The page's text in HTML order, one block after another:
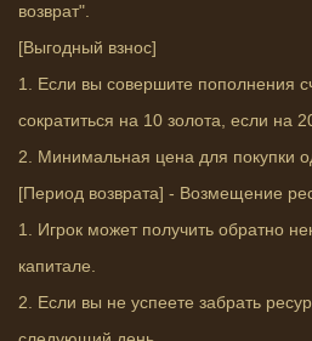
возврат".
[Выгодный взнос]
1. Если вы совершите пополнения
сократиться на 10 золота, если на
2. Минимальная цена для покупки
[Период возврата] - Возмещение
1. Игрок может получить обратно
капитале.
2. Если вы не успеете забрать